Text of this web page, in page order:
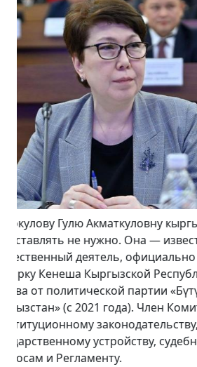
В конце августа – в преддверии
Дня независимости
образования Кара-Кыргызской
области Кабмин заявил, что в
всей республике будут открыты
промышленных предприятий и
социальных объектов.
эти планы в беседе
президент...